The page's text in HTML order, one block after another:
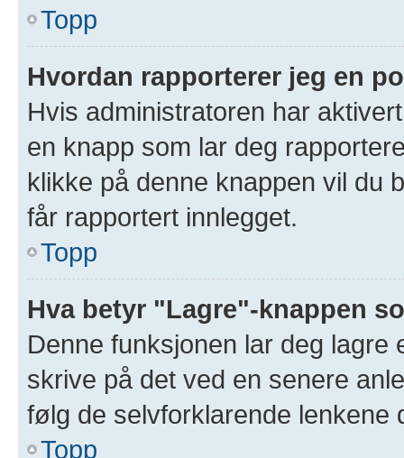
Topp
Hvordan rapporterer jeg en
Hvis administratoren har
en knapp som lar deg
klikke på denne knappen vil du
får rapportert innlegget.
Topp
Hva betyr "Lagre"-knappen
Denne funksjonen lar deg lagre
skrive på det ved en senere
følg de selvforklarende lenkene
Topp